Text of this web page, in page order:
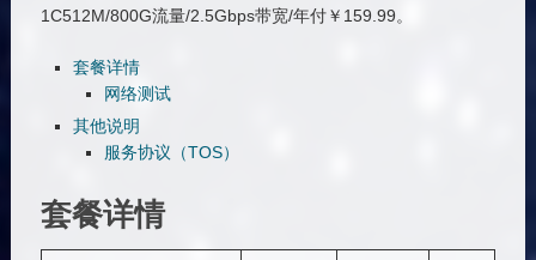
1C512M/800G流量/2.5Gbps带宽/年付￥159.99。
套餐详情
网络测试
其他说明
服务协议（TOS）
套餐详情